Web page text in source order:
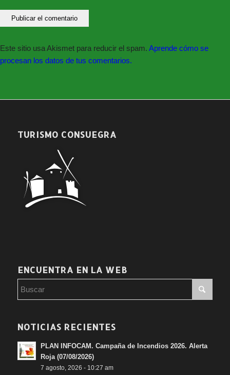
Este sitio usa Akismet para reducir el spam. Aprende cómo se
procesan los datos de tus comentarios.
TURISMO CONSUEGRA
ENCUENTRA EN LA WEB
NOTICIAS RECIENTES
PLAN INFOCAM. Campaña de Incendios 2026. Alerta
Roja (07/08/2026)
7 agosto, 2026 - 10:27 am